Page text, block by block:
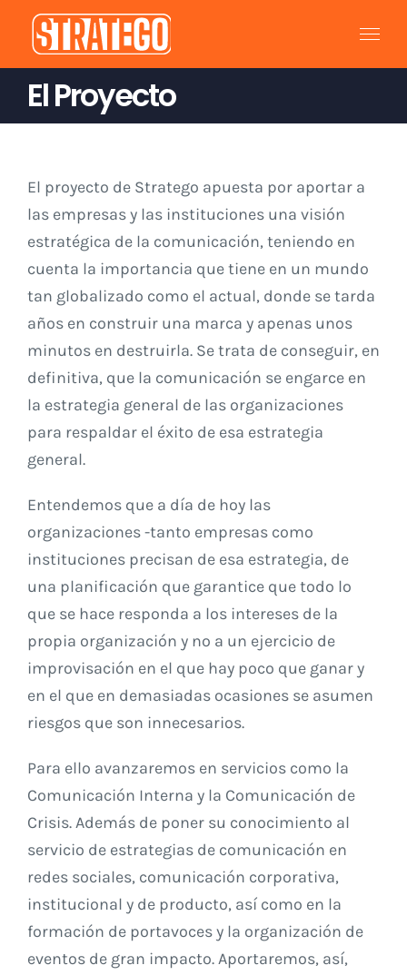
Saltar
contenido
El Proyecto
El proyecto de Stratego apuesta por aportar a
las empresas y las instituciones una visión
estratégica de la comunicación, teniendo en
cuenta la importancia que tiene en un mundo
tan globalizado como el actual, donde se tarda
años en construir una marca y apenas unos
minutos en destruirla. Se trata de conseguir, en
definitiva, que la comunicación se engarce en
la estrategia general de las organizaciones
para respaldar el éxito de esa estrategia
general.
Entendemos que a día de hoy las
organizaciones -tanto empresas como
instituciones precisan de esa estrategia, de
una planificación que garantice que todo lo
que se hace responda a los intereses de la
propia organización y no a un ejercicio de
improvisación en el que hay poco que ganar y
en el que en demasiadas ocasiones se asumen
riesgos que son innecesarios.
Para ello avanzaremos en servicios como la
Comunicación Interna y la Comunicación de
Crisis. Además de poner su conocimiento al
servicio de estrategias de comunicación en
redes sociales, comunicación corporativa,
institucional y de producto, así como en la
formación de portavoces y la organización de
eventos de gran impacto. Aportaremos, así,